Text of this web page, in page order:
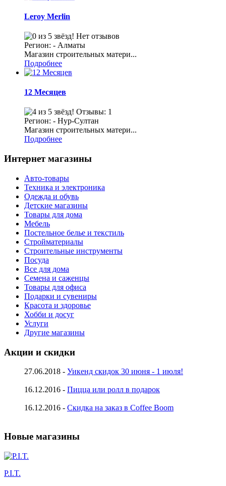
Leroy Merlin
Нет отзывов
Регион: - Алматы
Магазин строительных матери...
Подробнее
12 Месяцев
Отзывы: 1
Регион: - Нур-Султан
Магазин строительных матери...
Подробнее
Интернет магазины
Авто-товары
Техника и электроника
Одежда и обувь
Детские магазины
Товары для дома
Мебель
Постельное белье и текстиль
Стройматериалы
Строительные инструменты
Посуда
Все для дома
Семена и саженцы
Товары для офиса
Подарки и сувениры
Красота и здоровье
Хобби и досуг
Услуги
Другие магазины
Акции и скидки
27.06.2018 - Уикенд скидок 30 июня - 1 июля!
16.12.2016 - Пицца или ролл в подарок
16.12.2016 - Скидка на заказ в Coffee Boom
Новые магазины
P.I.T.